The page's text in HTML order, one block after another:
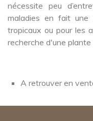
nécessite peu
maladies en fait une
tropicaux ou pour les
recherche d'une
A retrouver en